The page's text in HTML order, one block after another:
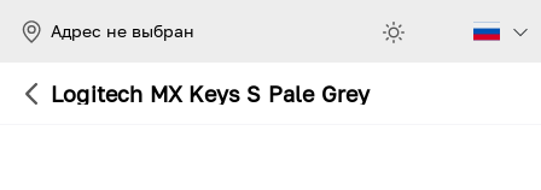
Адрес не выбран
Logitech MX Keys S Pale Grey